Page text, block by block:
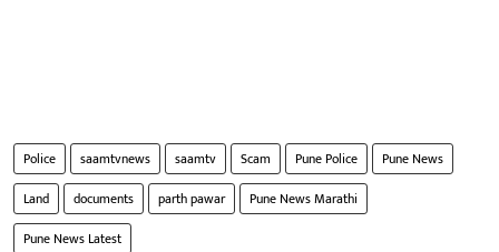
Police saamtvnews saamtv Scam Pune Police
Pune News
Land
documents parth pawar
Pune News Marathi
Pune News Latest